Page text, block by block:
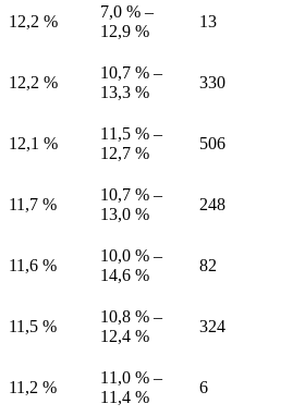
12,2 %
7,0 % –
12,9 %
13
12,2 %
10,7 % –
13,3 %
330
12,1 %
11,5 % –
12,7 %
506
11,7 %
10,7 % –
13,0 %
248
11,6 %
10,0 % –
14,6 %
82
11,5 %
10,8 % –
12,4 %
324
11,2 %
11,0 % –
11,4 %
6